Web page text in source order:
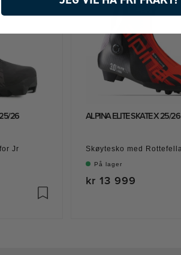
26
Jr
ALPINA ELITE SKATE X 25/26
På lager
kr 13 999